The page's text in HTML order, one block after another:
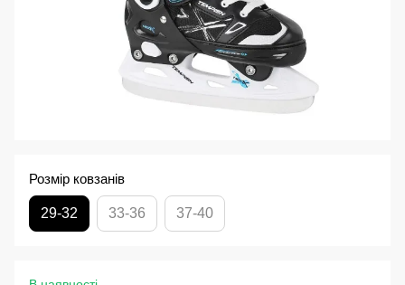
Розмір ковзанів
29-32 33-36 37-40